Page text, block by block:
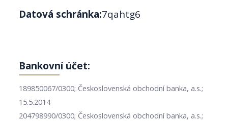
Datová schránka:7qahtg6
Bankovní účet:
189850067/0300; Československá obchodní banka, a.s.;
15.5.2014
204798990/0300; Československá obchodní banka, a.s.;